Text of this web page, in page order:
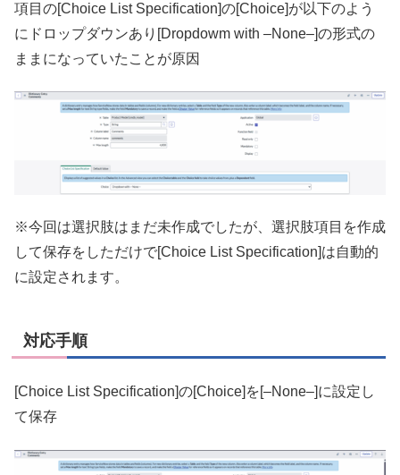
項目の[Choice List Specification]の[Choice]が以下のよう
にドロップダウンあり[Dropdowm with –None–]の形式の
ままになっていたことが原因
※今回は選択肢はまだ未作成でしたが、選択肢項目を作成
して保存をしただけで[ Choice List Specification ]は自動的
に設定されます。
対応手順
[Choice List Specification]の[Choice]を[–None–]に設定し
て保存